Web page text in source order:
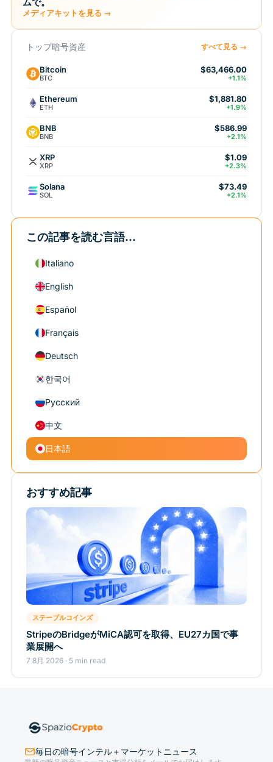
メディアキットを見る →
トップ暗号資産 すべて見る →
Bitcoin
BTC
$63,466.00
+1.1%
Ethereum
ETH
$1,881.80
+1.9%
BNB
BNB
$586.99
+2.1%
XRP
XRP
$1.09
+2.3%
Solana
SOL
$73.49
+2.1%
この記事を読む言語...
Italiano
English
Español
Français
Deutsch
한국어
Русский
中文
日本語
おすすめ記事
ステーブルコインズ
StripeのBridgeがMiCA認可を取得、EU27カ国で事
業展開へ
7 8月 2026 · 5 min read
毎日の暗号インテル＋マーケットニュース